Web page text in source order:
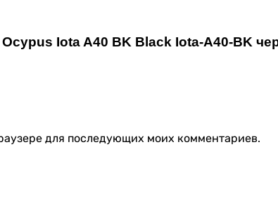
Iota A40 BK Black Iota-A40-BK
для последующих моих комментариев.